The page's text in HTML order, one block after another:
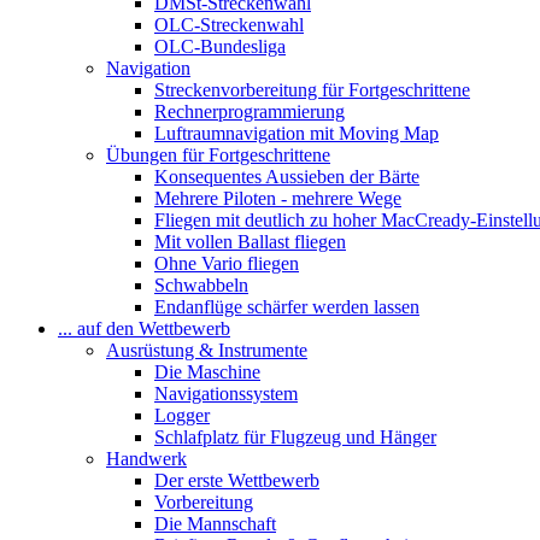
OLC-Streckenwahl
OLC-Bundesliga
Navigation
Streckenvorbereitung für Fortgeschrittene
Rechnerprogrammierung
Luftraumnavigation mit Moving Map
Übungen für Fortgeschrittene
Konsequentes Aussieben der Bärte
Mehrere Piloten - mehrere Wege
Fliegen mit deutlich zu hoher MacCready-
Mit vollen Ballast fliegen
Ohne Vario fliegen
Schwabbeln
Endanflüge schärfer werden lassen
... auf den Wettbewerb
Ausrüstung & Instrumente
Die Maschine
Navigationssystem
Logger
Schlafplatz für Flugzeug und Hänger
Handwerk
Der erste Wettbewerb
Vorbereitung
Die Mannschaft